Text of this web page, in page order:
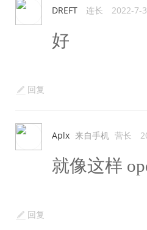
DREFT 连长 2022-7-
好
回复
Aplx 来自手机 营长
就像这样
回复